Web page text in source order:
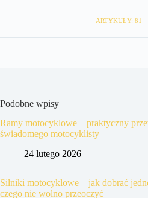
ARTYKUŁY: 81
Podobne wpisy
Ramy motocyklowe – praktyczny
świadomego motocyklisty
24 lutego 2026
Silniki motocyklowe – jak dobrać
czego nie wolno przeoczyć